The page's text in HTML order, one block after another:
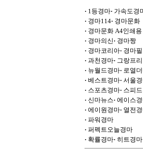
· 1등경마· 가속도경
· 경마114· 경마문화
· 경마문화 A4인쇄용
· 경마의신 · 경마짱
· 경마코리아· 경마필
· 과천경마· 그랑프
· 뉴월드경마· 로열
· 베스트경마· 서울
· 스포츠경마· 스피
· 신마뉴스· 에이스
· 에이원경마· 열전
· 파워경마
· 퍼펙트오늘경마
· 확률경마· 히트경마